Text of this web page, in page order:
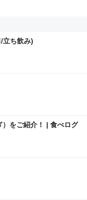
立ち飲み)
をご紹介！ | 食べログ